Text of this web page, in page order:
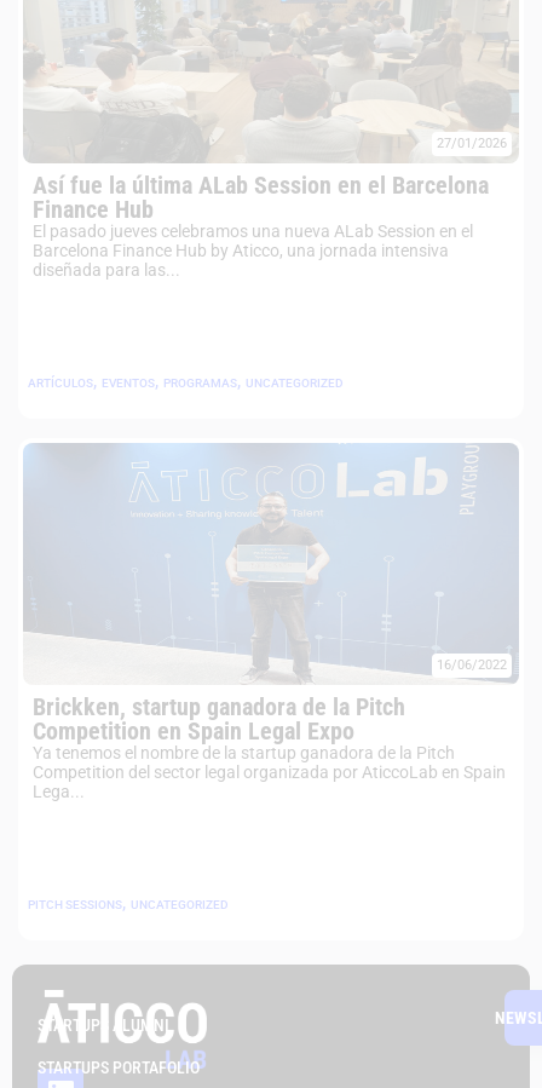
27/01/2026
Así fue la última ALab Session en el Barcelona
Finance Hub
El pasado jueves celebramos una nueva ALab Session en el
Barcelona Finance Hub by Aticco, una jornada intensiva
diseñada para las...
ARTÍCULOS, EVENTOS, PROGRAMAS, UNCATEGORIZED
16/06/2022
Brickken, startup ganadora de la Pitch
Competition en Spain Legal Expo
Ya tenemos el nombre de la startup ganadora de la Pitch
Competition del sector legal organizada por AticcoLab en Spain
Lega...
PITCH SESSIONS, UNCATEGORIZED
STARTUPS ALUMNI
STARTUPS PORTAFOLIO